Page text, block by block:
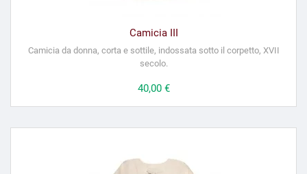
Camicia III
Camicia da donna, corta e sottile, indossata sotto il corpetto, XVII
secolo.
Prezzo
40,00 €